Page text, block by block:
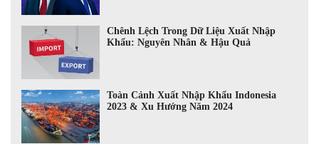
Chênh Lệch Trong Dữ Liệu Xuất Nhập
Khẩu: Nguyên Nhân & Hậu Quả
Toàn Cảnh Xuất Nhập Khẩu Indonesia
2023 & Xu Hướng Năm 2024